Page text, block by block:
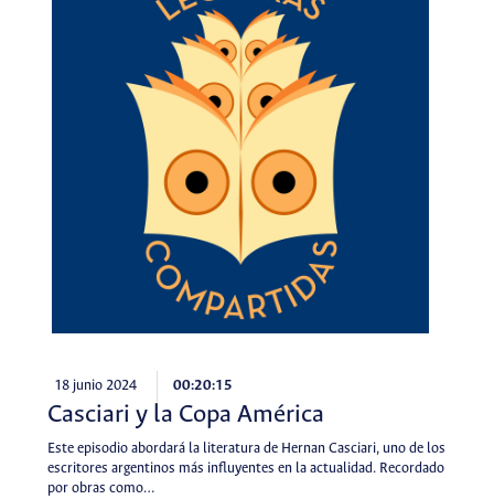
18 junio 2024 00:20:15
Casciari y la Copa América
Este episodio abordará la literatura de Hernan Casciari, uno de los
escritores argentinos más influyentes en la actualidad. Recordado
por obras como…